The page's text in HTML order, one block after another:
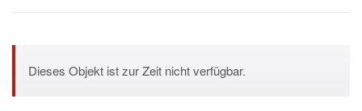
Dieses Objekt ist zur Zeit nicht verfügbar.